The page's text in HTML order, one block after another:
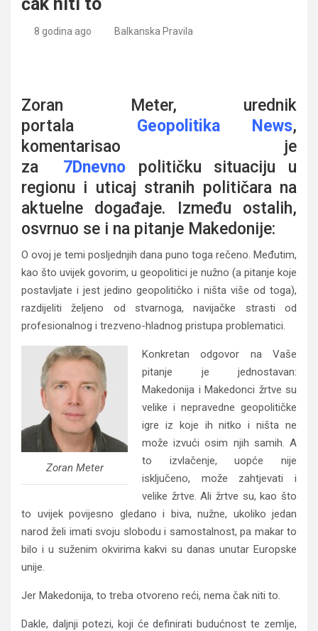
8 godina ago Balkanska Pravila
Zoran Meter, urednik
portala Geopolitika News,
komentarisao je
za 7Dnevno
političku situaciju u
regionu i uticaj stranih političara na
aktuelne događaje. Između ostalih,
osvrnuo se i na pitanje Makedonije:
O ovoj je temi posljednjih dana puno toga rečeno. Međutim,
kao što uvijek govorim, u geopolitici je nužno (a pitanje koje
postavljate i jest jedino geopolitičko i ništa više od toga),
razdijeliti željeno od stvarnoga, navijačke strasti od
profesionalnog i trezveno-hladnog pristupa problematici.
Zoran Meter
Konkretan odgovor na Vaše
pitanje je jednostavan:
Makedonija i Makedonci žrtve su
velike i nepravedne geopolitičke
igre iz koje ih nitko i ništa ne
može izvući osim njih samih. A
to izvlačenje, uopće nije
isključeno, može zahtjevati i
velike žrtve. Ali žrtve su, kao što
to uvijek povijesno gledano i biva, nužne, ukoliko jedan
narod želi imati svoju slobodu i samostalnost, pa makar to
bilo i u suženim okvirima kakvi su danas unutar Europske
unije.
Jer Makedonija, to treba otvoreno reći, nema čak niti to.
Dakle, daljnji potezi, koji će definirati budućnost te zemlje,